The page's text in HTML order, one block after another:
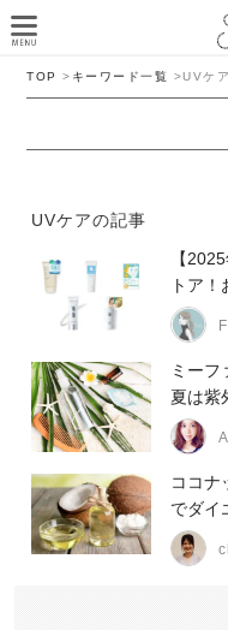
TOP > キーワード一覧 >UVケア
UVケアの記事
【
トア
ミーフ
夏は紫
ココナ
でダイ